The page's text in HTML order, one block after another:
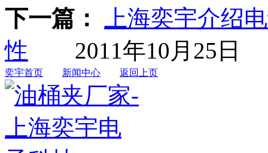
下一篇：
上海奕宇介绍
性 2011年10月25日
奕宇首页 新闻中心 返回上页